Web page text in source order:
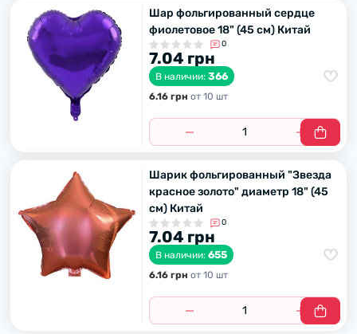
Шар фольгированный сердце
фиолетовое 18" (45 см) Китай
0
7.04 грн
В наличии: 366
6.16 грн от 10 шт
Шарик фольгированный "Звезда
красное золото" диаметр 18" (45
см) Китай
0
7.04 грн
В наличии: 655
6.16 грн от 10 шт